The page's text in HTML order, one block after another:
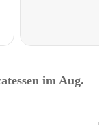
im Aug.